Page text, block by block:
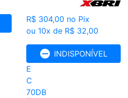
R$ 304,00 no Pix
ou 10x de R$ 32,00
INDISPONÍVEL
E
C
70DB